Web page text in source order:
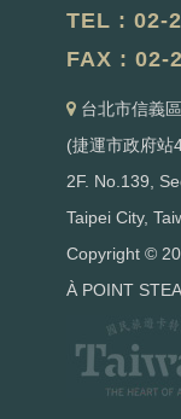
TEL : 02-
FAX : 02-
台北市信義
(捷運市政府站
2F. No.139,
Taipei City,
Copyright ©
À POINT